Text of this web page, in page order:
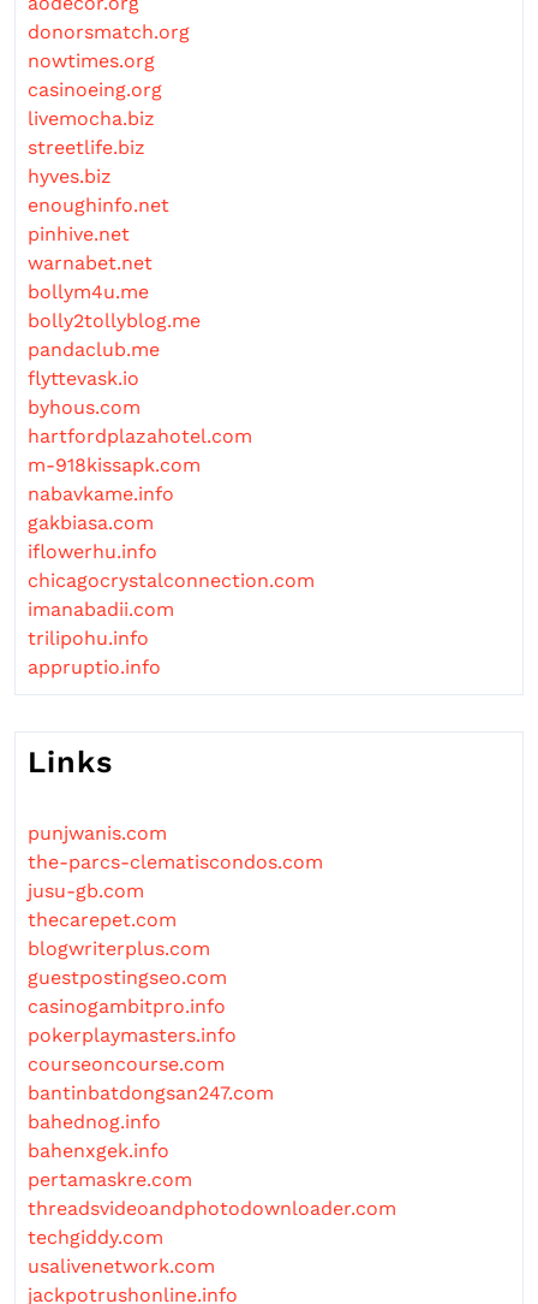
donorsmatch.org
nowtimes.org
casinoeing.org
livemocha.biz
streetlife.biz
hyves.biz
enoughinfo.net
pinhive.net
warnabet.net
bollym4u.me
bolly2tollyblog.me
pandaclub.me
flyttevask.io
byhous.com
hartfordplazahotel.com
m-918kissapk.com
nabavkame.info
gakbiasa.com
iflowerhu.info
chicagocrystalconnection.com
imanabadii.com
trilipohu.info
appruptio.info
Links
punjwanis.com
the-parcs-clematiscondos.com
jusu-gb.com
thecarepet.com
blogwriterplus.com
guestpostingseo.com
casinogambitpro.info
pokerplaymasters.info
courseoncourse.com
bantinbatdongsan247.com
bahednog.info
bahenxgek.info
pertamaskre.com
threadsvideoandphotodownloader.com
techgiddy.com
usalivenetwork.com
jackpotrushonline.info